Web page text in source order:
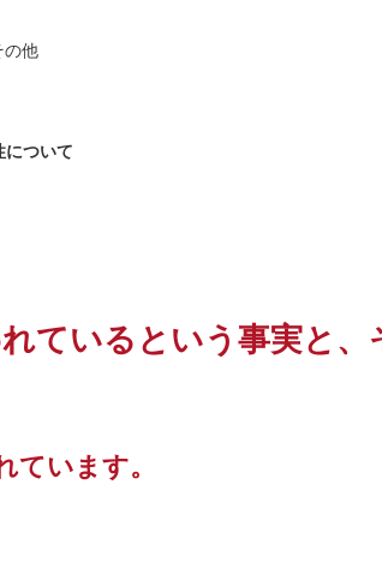
の他
ついて
ているという事実と、
います。